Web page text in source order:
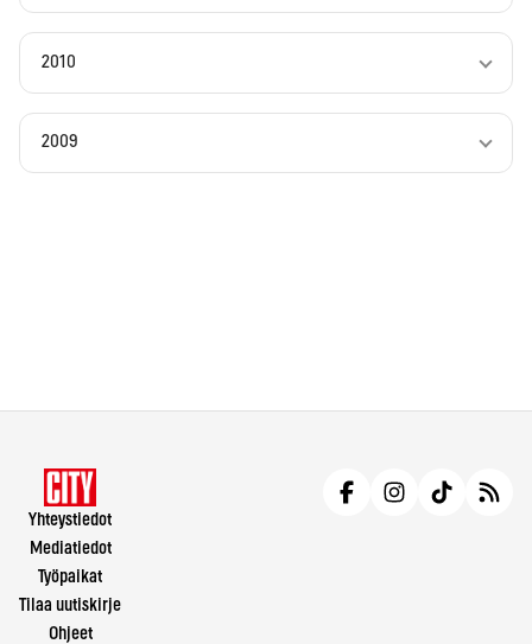
2010
2009
Yhteystiedot
Mediatiedot
Työpaikat
Tilaa uutiskirje
Ohjeet